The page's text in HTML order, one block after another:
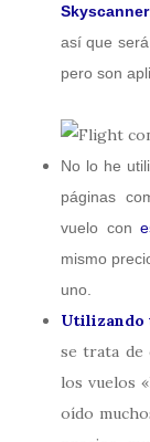
así que
pero son
No lo he
páginas
vuelo con e
mismo
uno.
Utilizando
se trata de
los vuelos
oído